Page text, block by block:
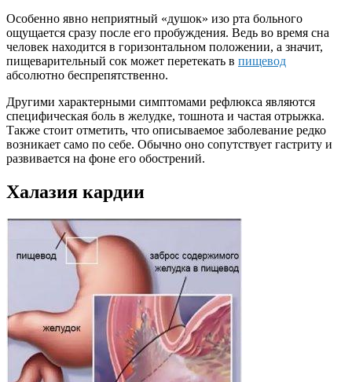
Особенно явно неприятный «душок» изо рта больного
ощущается сразу после его пробуждения. Ведь во время сна
человек находится в горизонтальном положении, а значит,
пищеварительный сок может перетекать в пищевод
абсолютно беспрепятственно.
Другими характерными симптомами рефлюкса являются
специфическая боль в желудке, тошнота и частая отрыжка.
Также стоит отметить, что описываемое заболевание редко
возникает само по себе. Обычно оно сопутствует гастриту и
развивается на фоне его обострений.
Халазия кардии